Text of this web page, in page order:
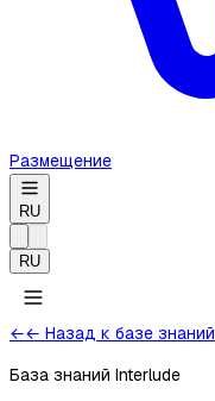
Размещение
RU
RU
←← Назад к базе знаний
База знаний Interlude